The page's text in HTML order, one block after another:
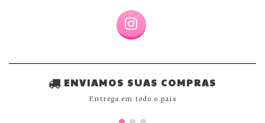
ENVIAMOS SUAS COMPRAS
Entrega em todo o país